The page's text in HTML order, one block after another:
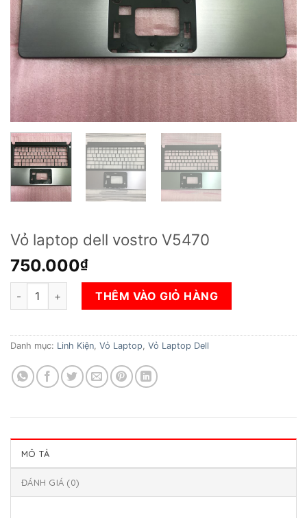
Vỏ laptop dell vostro V5470
750.000₫
Vỏ laptop dell vostro V5470 số lượng
THÊM VÀO GIỎ HÀNG
Danh mục: Linh Kiện, Vỏ Laptop, Vỏ Laptop Dell
MÔ TẢ
ĐÁNH GIÁ (0)